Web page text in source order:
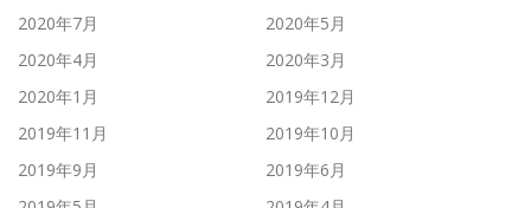
2020年7月
2020年5月
2020年4月
2020年3月
2020年1月
2019年12月
2019年11月
2019年10月
2019年9月
2019年6月